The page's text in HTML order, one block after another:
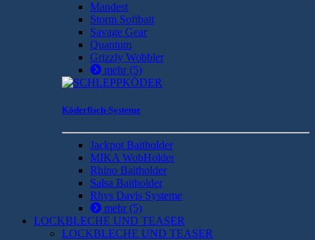
Mandest
Storm Softbait
Savage Gear
Quantum
Grizzly Wobbler
mehr(5)
Köderfisch-Systeme
Jackpot Baitholder
MIKA WobHolder
Rhino Baitholder
Salsa Baitholder
Rhys Davis Systeme
mehr(5)
LOCKBLECHE UND TEASER
LOCKBLECHE UND TEASER